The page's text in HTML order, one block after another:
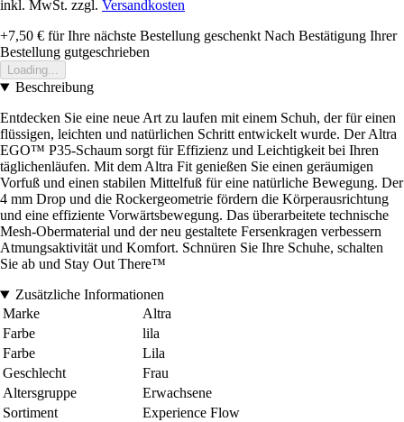
inkl. MwSt. zzgl. Versandkosten
+7,50 € für Ihre nächste Bestellung geschenkt Nach Bestätigung Ihrer
Bestellung gutgeschrieben
Loading...
Beschreibung
Entdecken Sie eine neue Art zu laufen mit einem Schuh, der für einen
flüssigen, leichten und natürlichen Schritt entwickelt wurde. Der Altra
EGO™ P35-Schaum sorgt für Effizienz und Leichtigkeit bei Ihren
täglichenläufen. Mit dem Altra Fit genießen Sie einen geräumigen
Vorfuß und einen stabilen Mittelfuß für eine natürliche Bewegung. Der
4 mm Drop und die Rockergeometrie fördern die Körperausrichtung
und eine effiziente Vorwärtsbewegung. Das überarbeitete technische
Mesh-Obermaterial und der neu gestaltete Fersenkragen verbessern
Atmungsaktivität und Komfort. Schnüren Sie Ihre Schuhe, schalten
Sie ab und Stay Out There™
Zusätzliche Informationen
Marke
Altra
Farbe
lila
Farbe
Lila
Geschlecht
Frau
Altersgruppe
Erwachsene
Sortiment
Experience Flow